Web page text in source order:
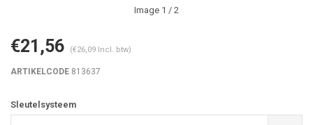
Image 1 / 2
€21,56 (€26,09 Incl. btw)
ARTIKELCODE 813637
Sleutelsysteem